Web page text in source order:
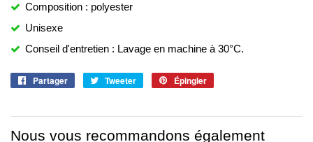
Composition : polyester
Unisexe
Conseil d'entretien : Lavage en machine à 30°C.
Partager
PartagerTweeter
Tweeter
Épingler
Nous vous recommandons également